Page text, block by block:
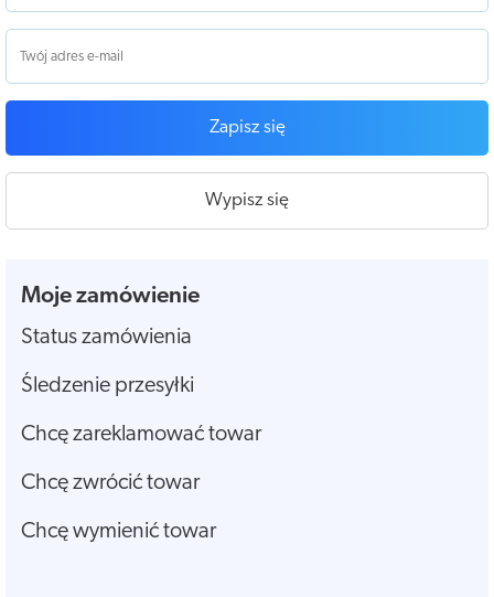
Zapisz się
Wypisz się
Moje zamówienie
Status zamówienia
Śledzenie przesyłki
Chcę zareklamować towar
Chcę zwrócić towar
Chcę wymienić towar